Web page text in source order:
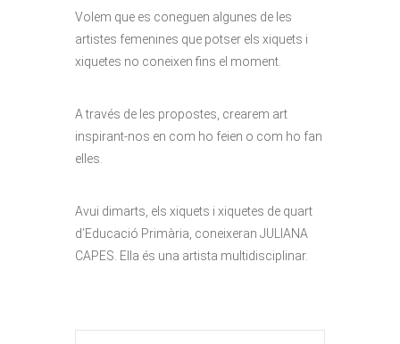
Volem que es coneguen algunes de les
artistes femenines que potser els xiquets i
xiquetes no coneixen fins el moment.
A través de les propostes, crearem art
inspirant-nos en com ho feien o com ho fan
elles.
Avui dimarts, els xiquets i xiquetes de quart
d’Educació Primària, coneixeran JULIANA
CAPES. Ella és una artista multidisciplinar.